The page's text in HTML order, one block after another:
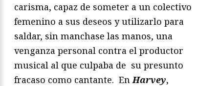
carisma, capaz de someter a un colectivo
femenino a sus deseos y utilizarlo para
saldar, sin manchase las manos, una
venganza personal contra el productor
musical al que culpaba de su presunto
fracaso como cantante. En Harvey,